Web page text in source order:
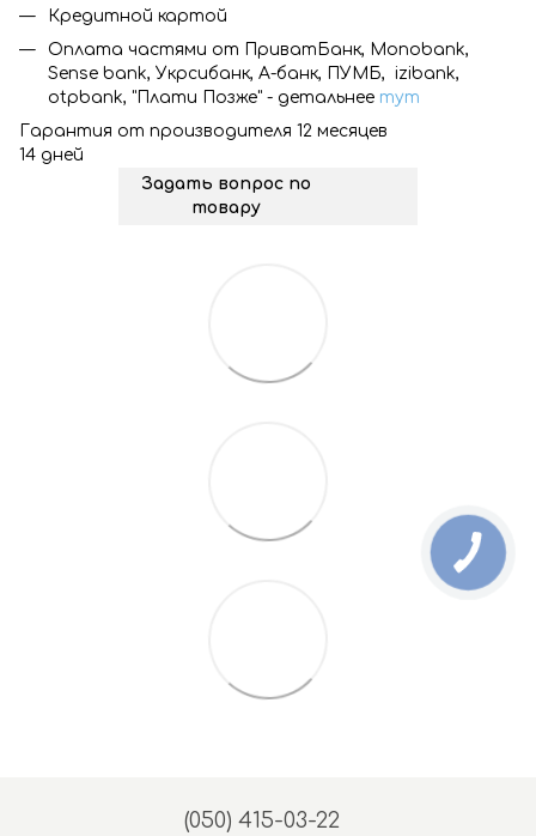
Кредитной картой
Оплата частями от ПриватБанк, Monobank,
Sense bank, Укрсибанк, А-банк, ПУМБ, izibank,
otpbank, "Плати Позже" - детальнее тут
Гарантия от производителя 12 месяцев
14 дней
Задать вопрос по
товару
(050) 415-03-22